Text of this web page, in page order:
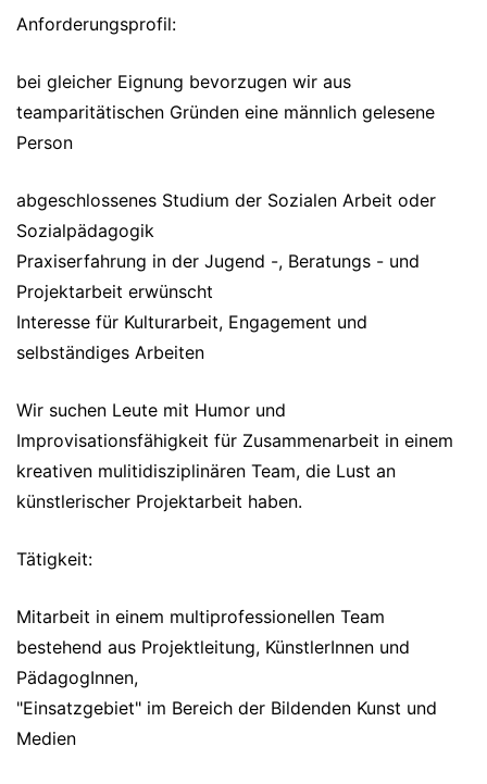
Anforderungsprofil:
bei gleicher Eignung bevorzugen wir aus
teamparitätischen Gründen eine männlich gelesene
Person
abgeschlossenes Studium der Sozialen Arbeit oder
Sozialpädagogik
Praxiserfahrung in der Jugend -, Beratungs - und
Projektarbeit erwünscht
Interesse für Kulturarbeit, Engagement und
selbständiges Arbeiten
Wir suchen Leute mit Humor und
Improvisationsfähigkeit für Zusammenarbeit in einem
kreativen mulitidisziplinären Team, die Lust an
künstlerischer Projektarbeit haben.
Tätigkeit:
Mitarbeit in einem multiprofessionellen Team
bestehend aus Projektleitung, KünstlerInnen und
PädagogInnen,
"Einsatzgebiet" im Bereich der Bildenden Kunst und
Medien